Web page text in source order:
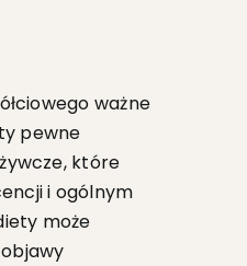
ważne
pewne
które
i ogólnym
może